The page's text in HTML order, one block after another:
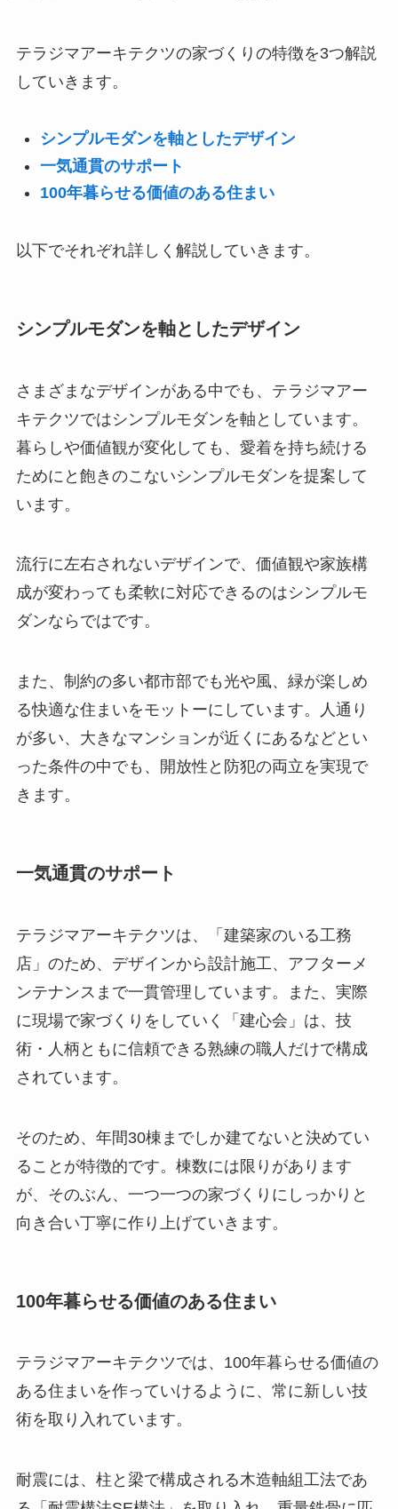
テラジマアーキテクツの家づくりの特徴を3つ解説
していきます。
シンプルモダンを軸としたデザイン
一気通貫のサポート
100年暮らせる価値のある住まい
以下でそれぞれ詳しく解説していきます。
シンプルモダンを軸としたデザイン
さまざまなデザインがある中でも、テラジマアー
キテクツではシンプルモダンを軸としています。
暮らしや価値観が変化しても、愛着を持ち続ける
ためにと飽きのこないシンプルモダンを提案して
います。
流行に左右されないデザインで、価値観や家族構
成が変わっても柔軟に対応できるのはシンプルモ
ダンならではです。
また、制約の多い都市部でも光や風、緑が楽しめ
る快適な住まいをモットーにしています。人通り
が多い、大きなマンションが近くにあるなどとい
った条件の中でも、開放性と防犯の両立を実現で
きます。
一気通貫のサポート
テラジマアーキテクツは、「建築家のいる工務
店」のため、デザインから設計施工、アフターメ
ンテナンスまで一貫管理しています。また、実際
に現場で家づくりをしていく「建心会」は、技
術・人柄ともに信頼できる熟練の職人だけで構成
されています。
そのため、年間30棟までしか建てないと決めてい
ることが特徴的です。棟数には限りがあります
が、そのぶん、一つ一つの家づくりにしっかりと
向き合い丁寧に作り上げていきます。
100年暮らせる価値のある住まい
テラジマアーキテクツでは、100年暮らせる価値の
ある住まいを作っていけるように、常に新しい技
術を取り入れています。
耐震には、柱と梁で構成される木造軸組工法であ